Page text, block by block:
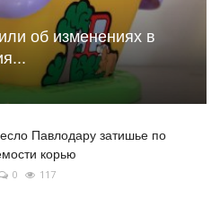
об изменениях в
Павлодару затишье по
корью
0 117